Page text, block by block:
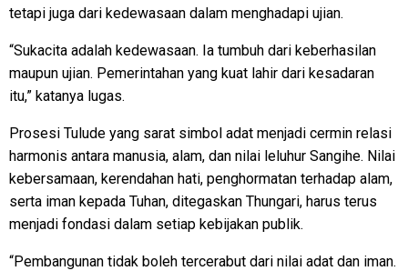
tetapi juga dari kedewasaan dalam menghadapi ujian.
“Sukacita adalah kedewasaan. Ia tumbuh dari keberhasilan
maupun ujian. Pemerintahan yang kuat lahir dari kesadaran
itu,” katanya lugas.
Prosesi Tulude yang sarat simbol adat menjadi cermin relasi
harmonis antara manusia, alam, dan nilai leluhur Sangihe. Nilai
kebersamaan, kerendahan hati, penghormatan terhadap alam,
serta iman kepada Tuhan, ditegaskan Thungari, harus terus
menjadi fondasi dalam setiap kebijakan publik.
“Pembangunan tidak boleh tercerabut dari nilai adat dan iman.